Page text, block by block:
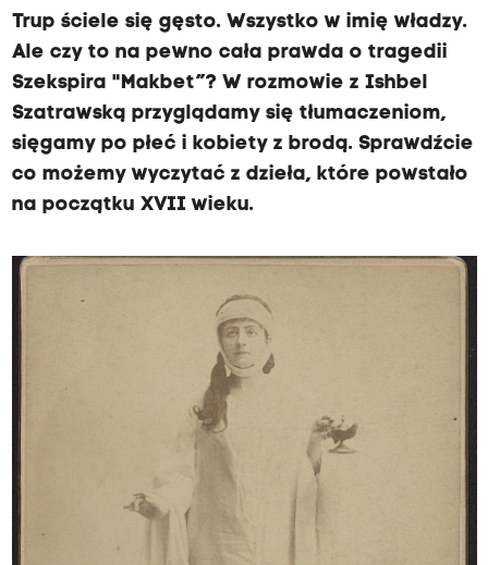
Trup ściele się gęsto. Wszystko w imię władzy.
Ale czy to na pewno cała prawda o tragedii
Szekspira "Makbet”? W rozmowie z Ishbel
Szatrawską przyglądamy się tłumaczeniom,
sięgamy po płeć i kobiety z brodą. Sprawdźcie
co możemy wyczytać z dzieła, które powstało
na początku XVII wieku.